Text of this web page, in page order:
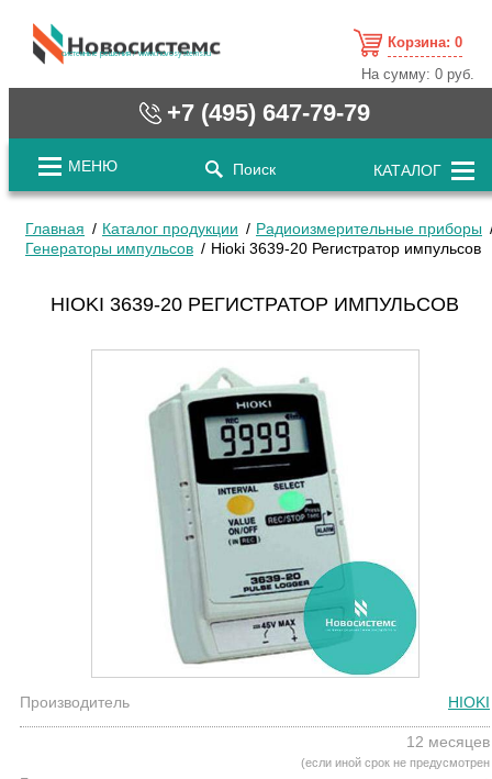
cистемные решения / www.novosystems.ru
Корзина: 0
На сумму:0 руб.
+7 (495) 647-79-79
МЕНЮ Поиск КАТАЛОГ
Главная Каталог продукции
Радиоизмерительные приборы
Генераторы импульсов
Hioki 3639-20 Регистратор импульсов
HIOKI 3639-20 РЕГИСТРАТОР ИМПУЛЬСОВ
Производитель HIOKI
12 месяцев
(если иной срок не предусмотрен